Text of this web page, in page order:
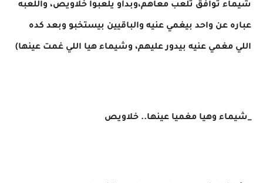
شيماء توافق تلعب معاهم،وبدأو يلعبوا خلاويص، واللعبه
عباره عن واحد بيغمي عنيه والباقيين بيستخبو وبعد كده
اللي مغمي عنيه بيدور عليهم، وشيماء هيا اللي غمت عينها)
_شيماء وهيا مغميا عينها.. خلاويص